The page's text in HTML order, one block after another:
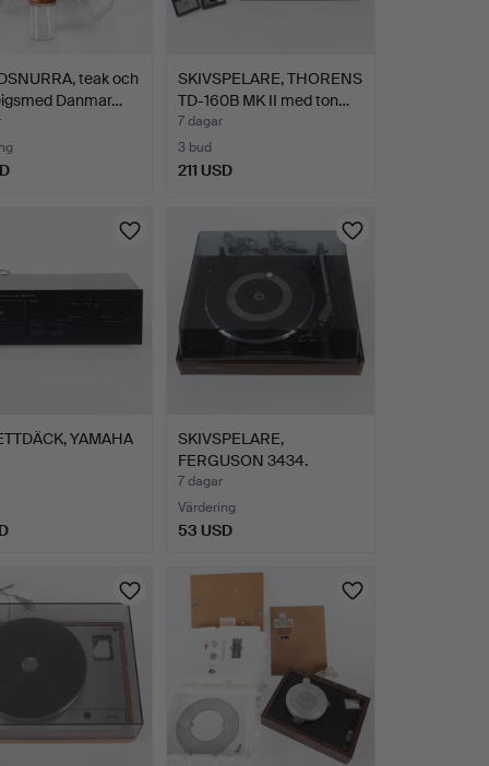
teak och
Danmar…
SKIVSPELARE, THORENS
TD-160B MK II med ton…
7 dagar
3 bud
211 USD
YAMAHA
SKIVSPELARE,
FERGUSON 3434.
7 dagar
Värdering
53 USD